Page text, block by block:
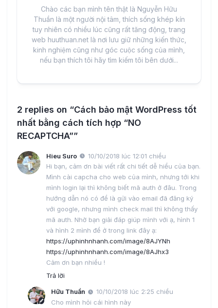
Chào các bạn mình tên thật là Nguyễn Hữu
Thuần là một người nội tâm, thích sống khép kín
tuy nhiên có nhiều lúc cũng rất tăng động, trang
web huuthuan.net là nơi lưu giữ những kiến thức,
kinh nghiệm cũng như góc cuộc sống của mình,
nếu bạn thích tôi hãy tìm kiếm tôi bên dưới...
2 replies on “Cách bảo mật WordPress tốt
nhất bằng cách tích hợp “NO
RECAPTCHA””
Hieu Suro
10/10/2018 lúc 12:01 chiều
Hi bạn, cảm ơn bài viết rất chi tiết dễ hiểu của bạn.
Mình cài capcha cho web của mình, nhưng tới khi
mình login lại thì không biết mã auth ở đâu. Trong
hướng dẫn nó có để là gửi vào email đã đăng ký
với google, nhưng mình check mail thì không thấy
mã auth. Nhờ bạn giải đáp giúp mình với ạ, hình 1
và hình 2 mình để ở trong link đây ạ:
https://uphinhnhanh.com/image/8AJYNh
https://uphinhnhanh.com/image/8AJhx3
Cảm ơn bạn nhiều !
Trả lời
Hữu Thuần
10/10/2018 lúc 2:25 chiều
Cho mình hỏi cái hình này